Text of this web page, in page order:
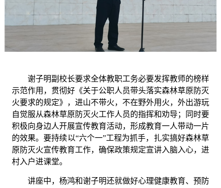
谢子明副校长要求全体教职工务必要发挥教师的榜样
示范作用，贯彻好《关于公职人员带头落实森林草原防灭
火要求的规定》，进山不带火，不在野外用火，外出游玩
自觉服从森林草原防灭火工作人员的指挥和劝导；同时要
积极向身边人开展宣传教育活动，形成教育一人带动一片
的效果。要持续以“六个一”工程为抓手，扎实搞好森林草
原防灭火宣传教育工作，确保政策规定宣讲入脑入心，进
村入户进课堂。
讲座中，杨鸿和谢子明还就做好心理健康教育、预防